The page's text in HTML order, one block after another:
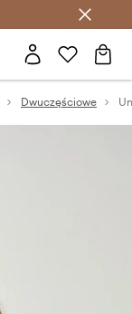
Dwuczęściowe